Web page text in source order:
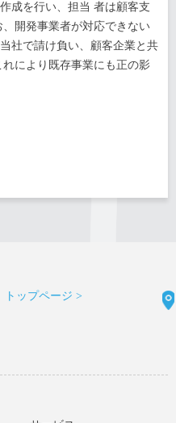
成を行い、担当 者は顧客支
開発事業者が対応できない
社で請け負い、顧客企業と共
により既存事業にも正の影
トップページ >